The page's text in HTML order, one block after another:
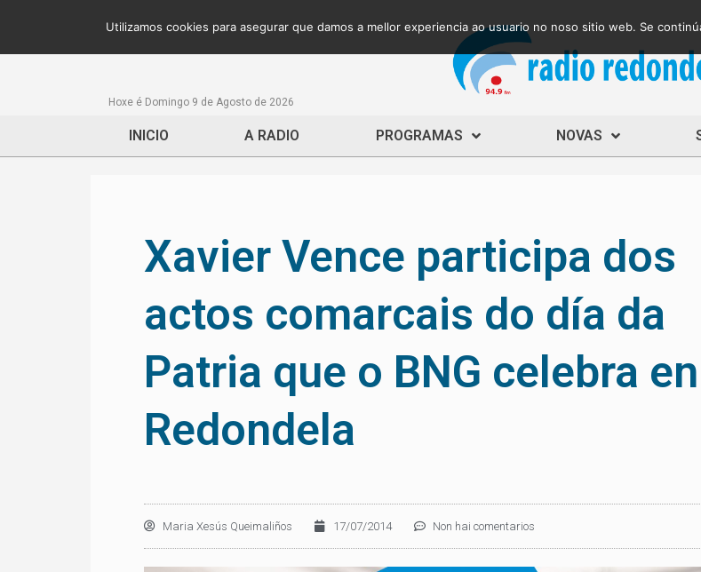
Hoxe é Domingo 9 de Agosto de 2026
INICIO A RADIO PROGRAMAS NOVAS
Xavier Vence participa dos
actos comarcais do día da
Patria que o BNG celebra en
Redondela
Maria Xesús Queimaliños 17/07/2014 Non hai comentarios
Utilizamos cookies para asegurar que damos a mellor experiencia ao usuario no noso sitio web. Se